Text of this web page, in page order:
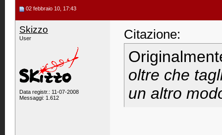
02 febbraio 10, 17:43
Skizzo
User
Data registr.: 11-07-2008
Messaggi: 1.612
Citazione:
oltre che
un altro